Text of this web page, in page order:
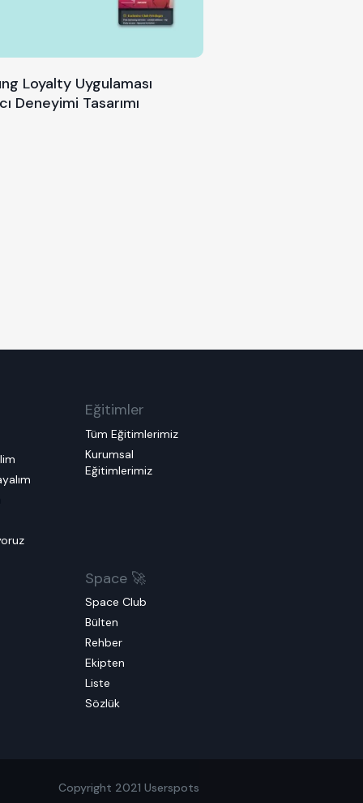
Loyalty Uygulaması
Deneyimi Tasarımı
Eğitimler
Tüm Eğitimlerimiz
Kurumsal
Eğitimlerimiz
Space 🚀
Space Club
Bülten
Rehber
Ekipten
Liste
Sözlük
Copyright 2021 Userspots